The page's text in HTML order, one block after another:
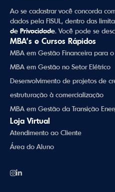
Ao se cadastrar você concorda
dados pela FISUL, dentro das
de Privacidade. Você pode se
MBA’s e Cursos Rápidos
MBA em Gestão Financeira para
MBA em Gestão no Setor Elétrico
Desenvolvimento de projetos de
estruturação à comercialização
MBA em Gestão da Transição
Loja Virtual
Atendimento ao Cliente
Área do Aluno